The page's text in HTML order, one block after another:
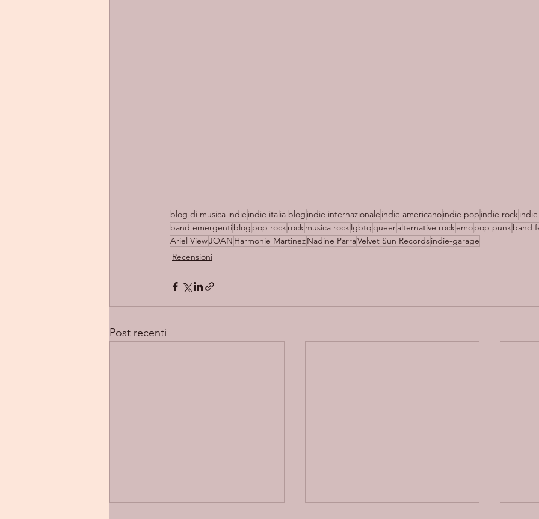
blog di musica indie indie italia blog indie internazionale indie americanoindie pop indie rock
band emergentiblog pop rockrockmusica rocklgbtqqueeralternative rockemopop punkband
Ariel ViewJOAN Harmonie MartinezNadine ParraVelvet Sun Recordsindie-garage
Recensioni
Post recenti